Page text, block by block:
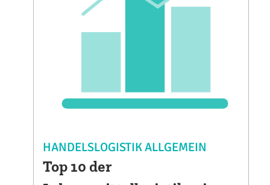
HANDELSLOGISTIK ALLGEMEIN
Top 10 der